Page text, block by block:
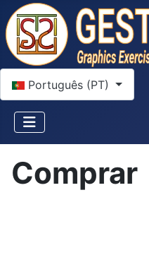
Escolha o seu idioma
Português (PT)
Comprar